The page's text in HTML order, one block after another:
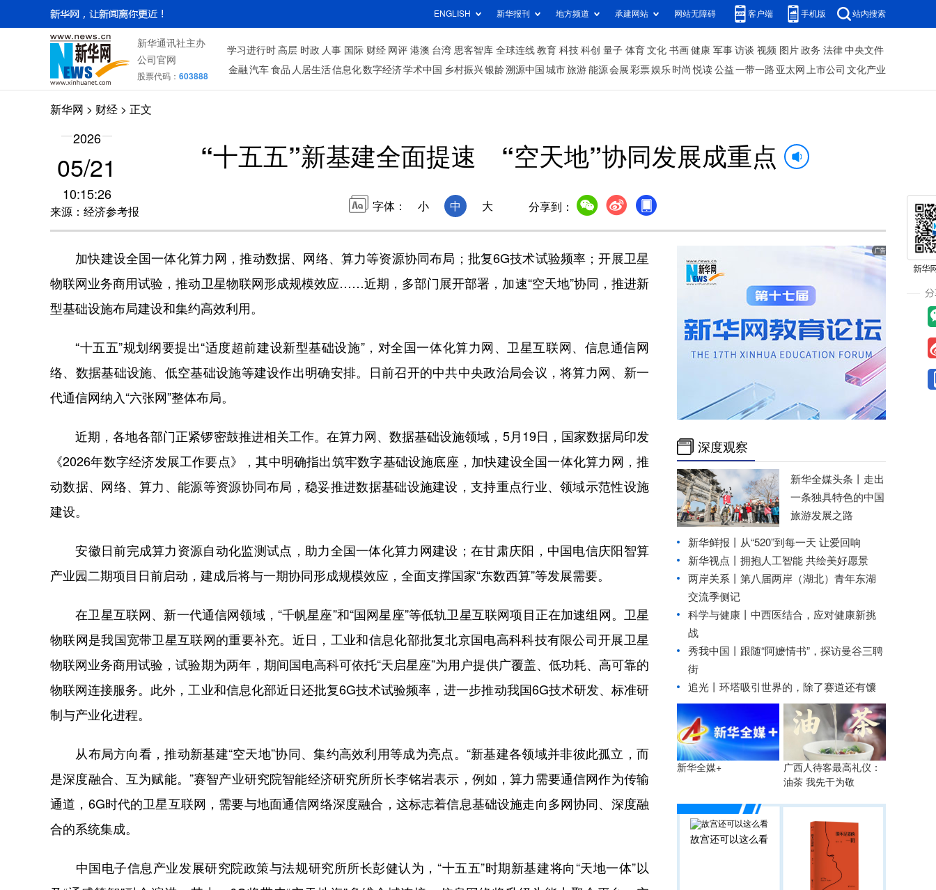
ENGLISH 新华报刊 地方频道 承建网站 网站无障碍 客户端 手机版 站内搜索
新华通讯社主办
公司官网
股票代码： 603888
学习进行时 高层 时政 人事 国际 财经 网评 港澳 台湾 思客智库 全球连线 教育 科技 科创 量子 体育 文化 书画 健康 军事 访谈 视频 图片 政务 法律 中央文件
金融 汽车 食品 人居生活信息化数字经济学术中国 乡村振兴银龄溯源中国 城市旅游 能源 会展 彩票娱乐 时尚 悦读 公益 一带一路 亚太网 上市公司 文化产业
新华网 > 财经 > 正文
2026
05/21
10:15:26
来源：经济参考报
“十五五”新基建全面提速 “空天地”协同发展成重点
字体： 小 中 大 分享到：
加快建设全国一体化算力网，推动数据、网络、算力等资源协同布局；批复6G技术试验频率；开展卫星
物联网业务商用试验，推动卫星物联网形成规模效应……近期，多部门展开部署，加速“空天地”协同，推进新
型基础设施布局建设和集约高效利用。
“十五五”规划纲要提出“适度超前建设新型基础设施”，对全国一体化算力网、卫星互联网、信息通信网
络、数据基础设施、低空基础设施等建设作出明确安排。日前召开的中共中央政治局会议，将算力网、新一
代通信网纳入“六张网”整体布局。
近期，各地各部门正紧锣密鼓推进相关工作。在算力网、数据基础设施领域，5月19日，国家数据局印发
《2026年数字经济发展工作要点》，其中明确指出筑牢数字基础设施底座，加快建设全国一体化算力网，推
动数据、网络、算力、能源等资源协同布局，稳妥推进数据基础设施建设，支持重点行业、领域示范性设施
建设。
安徽日前完成算力资源自动化监测试点，助力全国一体化算力网建设；在甘肃庆阳，中国电信庆阳智算
产业园二期项目日前启动，建成后将与一期协同形成规模效应，全面支撑国家“东数西算”等发展需要。
在卫星互联网、新一代通信网领域，“千帆星座”和“国网星座”等低轨卫星互联网项目正在加速组网。卫星
物联网是我国宽带卫星互联网的重要补充。近日，工业和信息化部批复北京国电高科科技有限公司开展卫星
物联网业务商用试验，试验期为两年，期间国电高科可依托“天启星座”为用户提供广覆盖、低功耗、高可靠的
物联网连接服务。此外，工业和信息化部近日还批复6G技术试验频率，进一步推动我国6G技术研发、标准研
制与产业化进程。
从布局方向看，推动新基建“空天地”协同、集约高效利用等成为亮点。“新基建各领域并非彼此孤立，而
是深度融合、互为赋能。”赛智产业研究院智能经济研究所所长李铭岩表示，例如，算力需要通信网作为传输
通道，6G时代的卫星互联网，需要与地面通信网络深度融合，这标志着信息基础设施走向多网协同、深度融
合的系统集成。
中国电子信息产业发展研究院政策与法规研究所所长彭健认为，“十五五”时期新基建将向“天地一体”以
深度观察
新华全媒头条丨 走出
一条独具特色的中国
旅游发展之路
新华鲜报丨从“520”到每一天 让爱回响
新华视点丨 拥抱人工智能 共绘美好愿景
两岸关系丨 第八届两岸（湖北）青年东湖
交流季侧记
科学与健康丨中西医结合，应对健康新挑
战
秀我中国丨 跟随“阿嬷情书”，探访曼谷三聘
街
追光丨 环塔吸引世界的，除了赛道还有馕
新华全媒+
广西人待客最高礼仪：
油茶 我先干为敬
故宫还可以这么看